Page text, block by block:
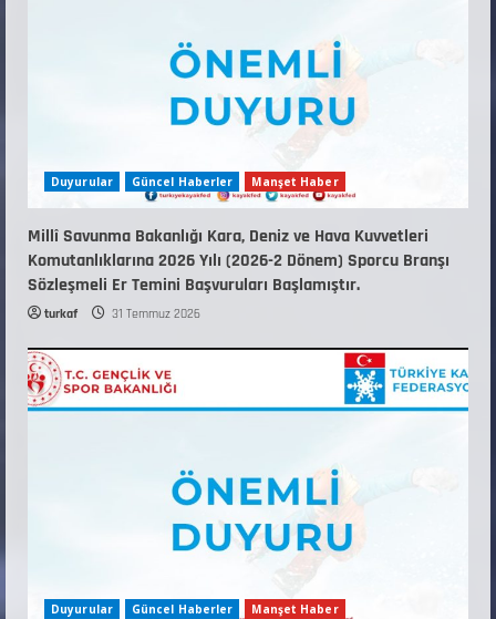
Duyurular Güncel Haberler Manşet Haber
Millî Savunma Bakanlığı Kara, Deniz ve Hava Kuvvetleri
Komutanlıklarına 2026 Yılı (2026-2 Dönem) Sporcu Branşı
Sözleşmeli Er Temini Başvuruları Başlamıştır.
turkaf 31 Temmuz 2026
Duyurular Güncel Haberler Manşet Haber